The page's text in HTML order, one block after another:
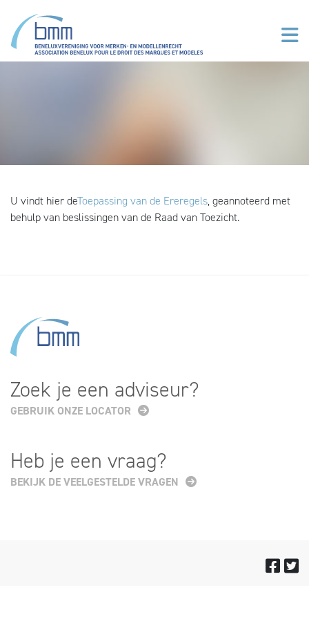
U vindt hier deToepassing van de Ereregels, geannoteerd met
behulp van beslissingen van de Raad van Toezicht.
Zoek je een adviseur?
GEBRUIK ONZE LOCATOR
Heb je een vraag?
BEKIJK DE VEELGESTELDE VRAGEN